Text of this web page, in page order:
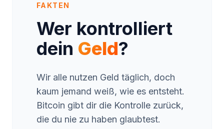
FAKTEN
Wer kontrolliert
dein Geld?
Wir alle nutzen Geld täglich, doch
kaum jemand weiß, wie es entsteht.
Bitcoin gibt dir die Kontrolle zurück,
die du nie zu haben glaubtest.